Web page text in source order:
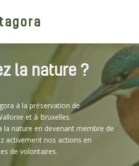
la nature ?
à la préservation de
et à Bruxelles.
la nature en devenant membre de
activement nos actions en
de volontaires.